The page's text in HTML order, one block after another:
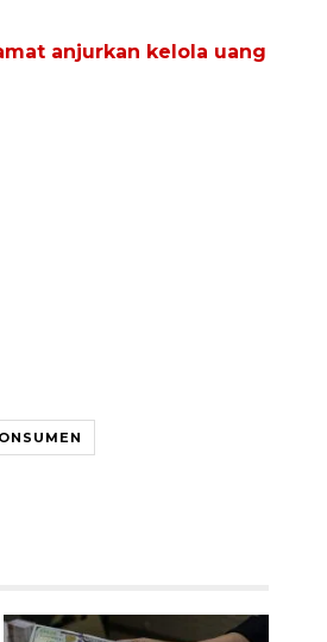
anjurkan kelola uang